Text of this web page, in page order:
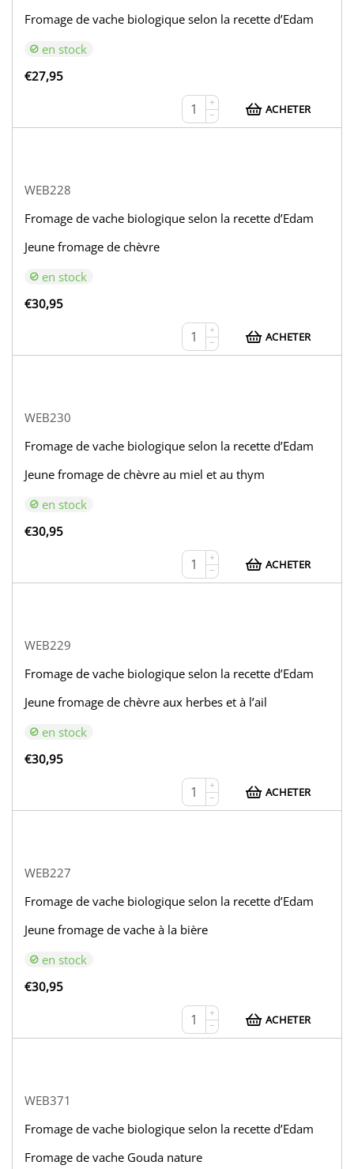
Fromage de vache biologique selon la recette d’Edam
en stock
€27,95
+
−
ACHETER
WEB228
Fromage de vache biologique selon la recette d’Edam
Jeune fromage de chèvre
en stock
€30,95
+
−
ACHETER
WEB230
Fromage de vache biologique selon la recette d’Edam
Jeune fromage de chèvre au miel et au thym
en stock
€30,95
+
−
ACHETER
WEB229
Fromage de vache biologique selon la recette d’Edam
Jeune fromage de chèvre aux herbes et à l’ail
en stock
€30,95
+
−
ACHETER
WEB227
Fromage de vache biologique selon la recette d’Edam
Jeune fromage de vache à la bière
en stock
€30,95
+
−
ACHETER
WEB371
Fromage de vache biologique selon la recette d’Edam
Fromage de vache Gouda nature